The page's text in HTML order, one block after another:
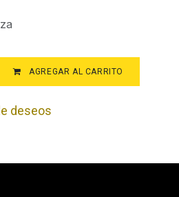
AGREGAR AL CARRITO
deseos